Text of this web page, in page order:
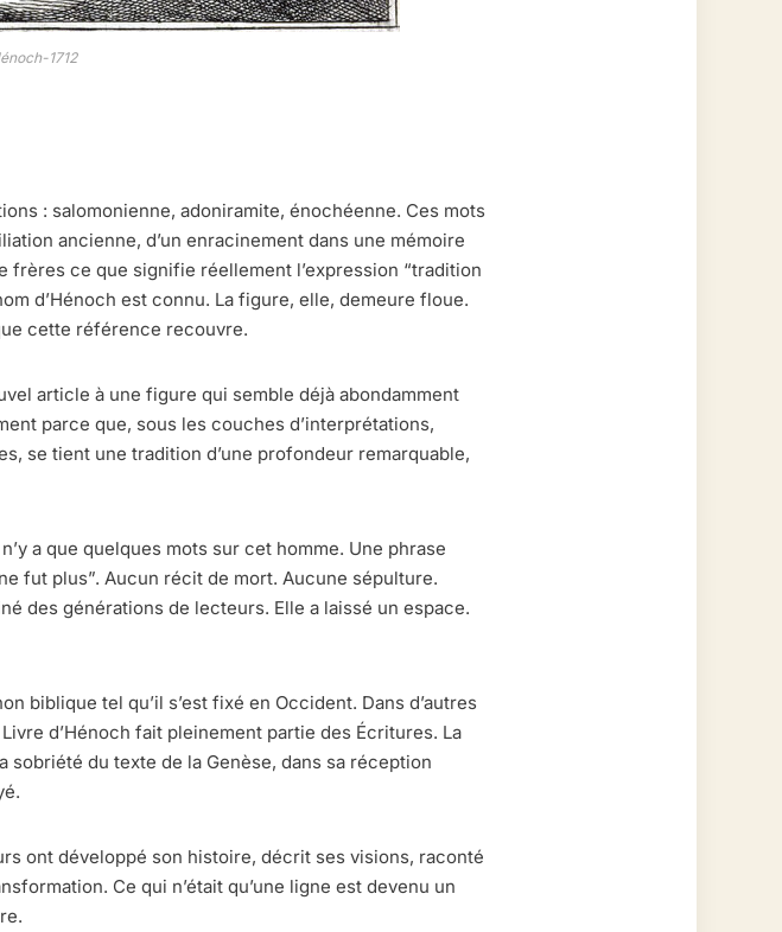
1712
: salomonienne, adoniramite, énochéenne. Ces mots
ancienne, d’un enracinement dans une mémoire
frères ce que signifie réellement l’expression “tradition
d’Hénoch est connu. La figure, elle, demeure floue.
cette référence recouvre.
article à une figure qui semble déjà abondamment
parce que, sous les couches d’interprétations,
se tient une tradition d’une profondeur remarquable,
a que quelques mots sur cet homme. Une phrase
fut plus”. Aucun récit de mort. Aucune sépulture.
des générations de lecteurs. Elle a laissé un espace.
tel qu’il s’est fixé en Occident. Dans d’autres
d’Hénoch fait pleinement partie des Écritures. La
sobriété du texte de la Genèse, dans sa réception
ont développé son histoire, décrit ses visions, raconté
Ce qui n’était qu’une ligne est devenu un